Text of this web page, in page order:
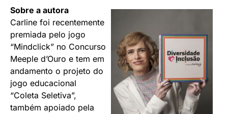
Sobre a autora
Carline foi recentemente
premiada pelo jogo
“Mindclick” no Concurso
Meeple d’Ouro e tem em
andamento o projeto do
jogo educacional
“Coleta Seletiva”,
também apoiado pela